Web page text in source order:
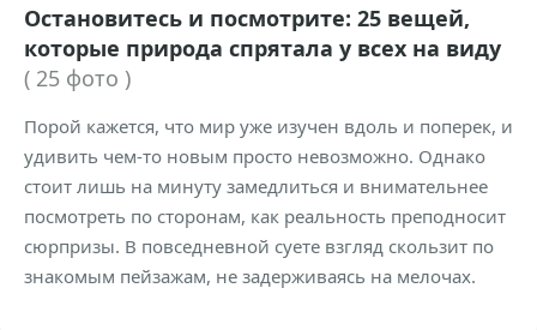
Остановитесь и посмотрите: 25 вещей,
которые природа спрятала у всех на виду
( 25 фото )
Порой кажется, что мир уже изучен вдоль и поперек, и
удивить чем-то новым просто невозможно. Однако
стоит лишь на минуту замедлиться и внимательнее
посмотреть по сторонам, как реальность преподносит
сюрпризы. В повседневной суете взгляд скользит по
знакомым пейзажам, не задерживаясь на мелочах.